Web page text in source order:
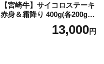
【宮崎牛】サイコロステーキ
赤身＆霜降り 400g(各200g×
１P 計2P) 真空パック 冷凍
13,000円